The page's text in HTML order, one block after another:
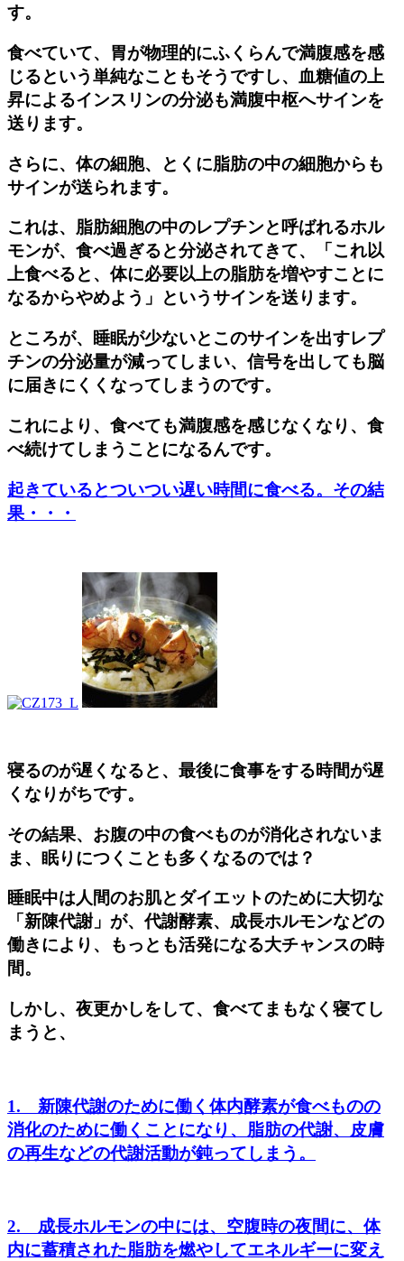
す。
食べていて、胃が物理的にふくらんで満腹感を感
じるという単純なこともそうですし、血糖値の上
昇によるインスリンの分泌も満腹中枢へサインを
送ります。
さらに、体の細胞、とくに脂肪の中の細胞からも
サインが送られます。
これは、脂肪細胞の中のレプチンと呼ばれるホル
モンが、食べ過ぎると分泌されてきて、「これ以
上食べると、体に必要以上の脂肪を増やすことに
なるからやめよう」というサインを送ります。
ところが、睡眠が少ないとこのサインを出すレプ
チンの分泌量が減ってしまい、信号を出しても脳
に届きにくくなってしまうのです。
これにより、食べても満腹感を感じなくなり、食
べ続けてしまうことになるんです。
起きているとついつい遅い時間に食べる。その結
果・・・
寝るのが遅くなると、最後に食事をする時間が遅
くなりがちです。
その結果、お腹の中の食べものが消化されないま
ま、眠りにつくことも多くなるのでは？
睡眠中は人間のお肌とダイエットのために大切な
「新陳代謝」が、代謝酵素、成長ホルモンなどの
働きにより、もっとも活発になる大チャンスの時
間。
しかし、夜更かしをして、食べてまもなく寝てし
まうと、
1. 新陳代謝のために働く体内酵素が食べものの
消化のために働くことになり、脂肪の代謝、皮膚
の再生などの代謝活動が鈍ってしまう。
2. 成長ホルモンの中には、空腹時の夜間に、体
内に蓄積された脂肪を燃やしてエネルギーに変え